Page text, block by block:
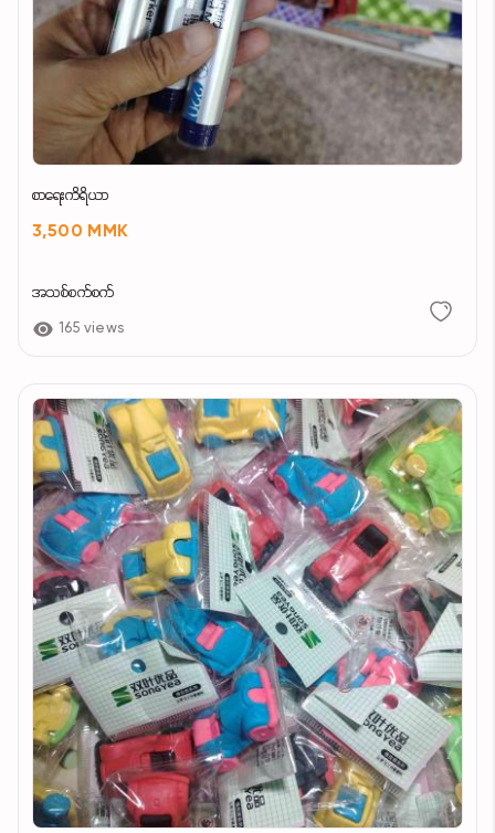
စာရေးကိရိယာ
3,500 MMK
အသစ်စက်စက်
165 views